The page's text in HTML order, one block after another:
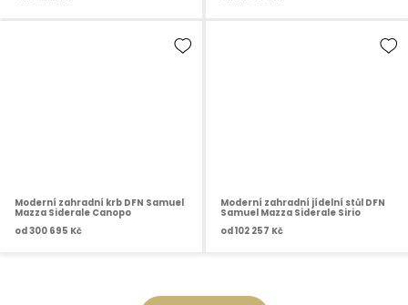
Moderní zahradní krb DFN Samuel
Mazza Siderale Canopo
od300 695 Kč
Moderní zahradní jídelní stůl DFN
Samuel Mazza Siderale Sirio
od102 257 Kč